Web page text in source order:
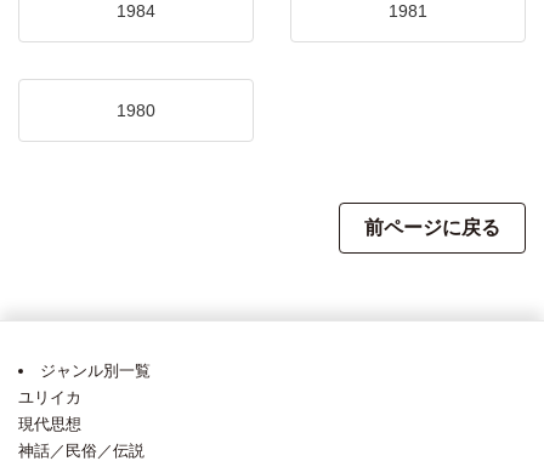
1984 1981
1980
前ページに戻る
ジャンル別一覧
ユリイカ
現代思想
神話／民俗／伝説